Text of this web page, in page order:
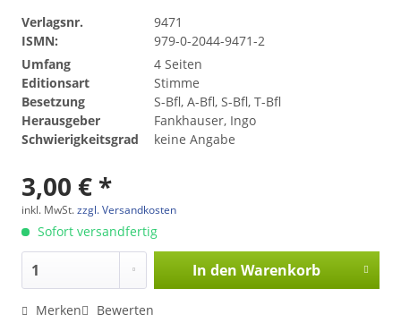
Verlagsnr.
9471
ISMN:
979-0-2044-9471-2
Umfang
4 Seiten
Editionsart
Stimme
Besetzung
S-Bfl, A-Bfl, S-Bfl, T-Bfl
Herausgeber
Fankhauser, Ingo
Schwierigkeitsgrad
keine Angabe
3,00 € *
inkl. MwSt.zzgl. Versandkosten
Sofort versandfertig
In den Warenkorb
Merken Bewerten